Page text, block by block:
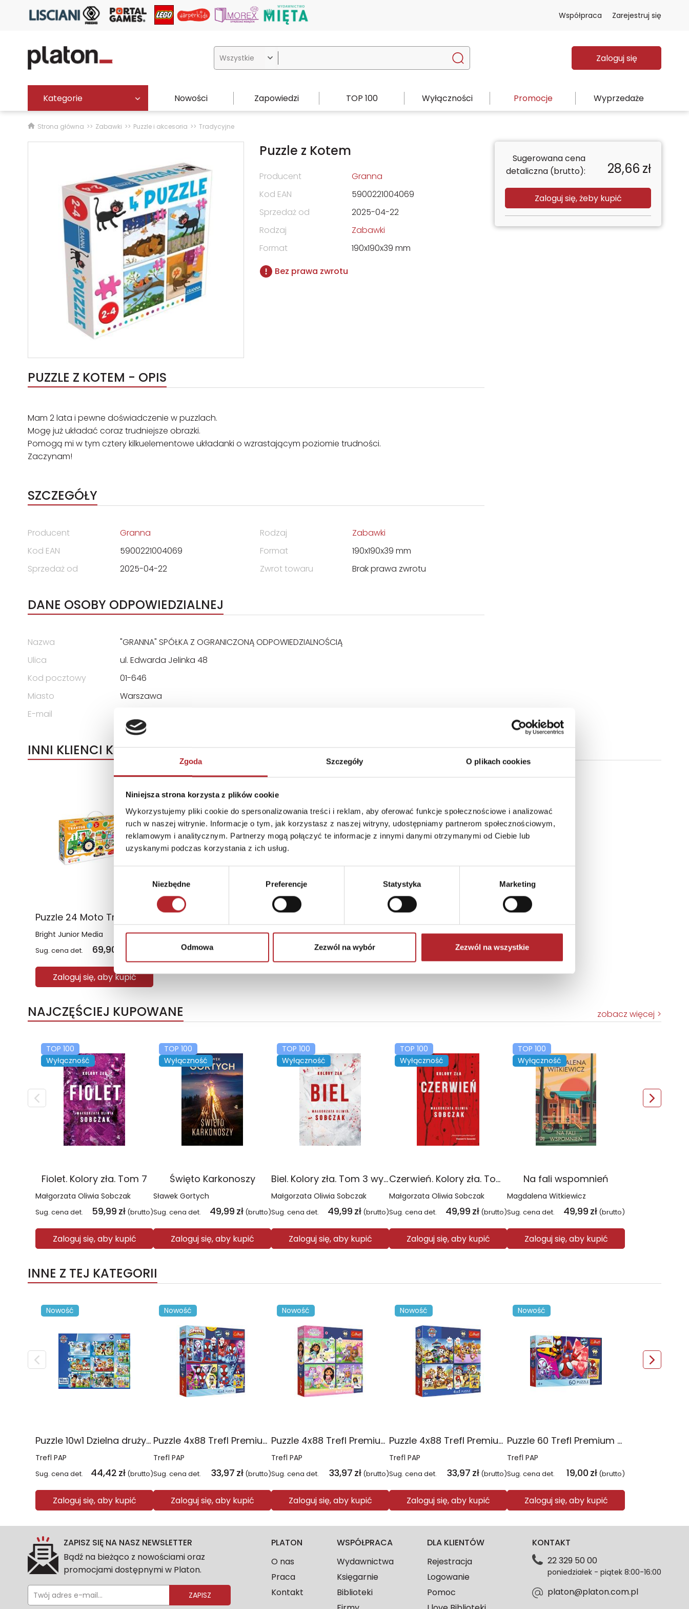
Zgoda Szczegóły O plikach cookies
Niniejsza strona korzysta z plików cookie
Wykorzystujemy pliki cookie do spersonalizowania treści i reklam, aby oferować funkcje społecznościowe i analizować
ruch w naszej witrynie. Informacje o tym, jak korzystasz z naszej witryny, udostępniamy partnerom społecznościowym,
reklamowym i analitycznym. Partnerzy mogą połączyć te informacje z innymi danymi otrzymanymi od Ciebie lub
uzyskanymi podczas korzystania z ich usług.
Niezbędne Preferencje Statystyka Marketing
Odmowa Zezwól na wybór Zezwól na wszystkie
Współpraca Zarejestruj się
 Zaloguj się
Kategorie Nowości Zapowiedzi TOP 100 Wyłączności Promocje Wyprzedaże
Strona główna Zabawki Puzzle i akcesoria Tradycyjne
Puzzle z Kotem
Producent
Granna
Kod EAN
5900221004069
Sprzedaż od
2025-04-22
Rodzaj
Zabawki
Format
190x190x39 mm
Bez prawa zwrotu
PUZZLE Z KOTEM - OPIS
Mam 2 lata i pewne doświadczenie w puzzlach.
Mogę już układać coraz trudniejsze obrazki.
Pomogą mi w tym cztery kilkuelementowe układanki o wzrastającym poziomie trudności.
Zaczynam!
SZCZEGÓŁY
Producent
Granna
Kod EAN
5900221004069
Sprzedaż od
2025-04-22
Rodzaj
Zabawki
Format
190x190x39 mm
Zwrot towaru
Brak prawa zwrotu
DANE OSOBY ODPOWIEDZIALNEJ
Nazwa
"GRANNA" SPÓŁKA Z OGRANICZONĄ ODPOWIEDZIALNOŚCIĄ
Ulica
ul. Edwarda Jelinka 48
Kod pocztowy
01-646
Miasto
Warszawa
E-mail
Sugerowana cena
detaliczna (brutto):
28,66 zł
Zaloguj się, żeby kupić
INNI KLIENCI KUPOWALI
Bright Junior Media
Sug. cena det. 69,90
Zaloguj się, aby kupić
NAJCZĘŚCIEJ KUPOWANE zobacz więcej
TOP 100
Wyłączność
Fiolet. Kolory zła. Tom 7
Małgorzata Oliwia Sobczak
Sug. cena det. 59,99 zł (brutto)
Zaloguj się, aby kupić
TOP 100
Wyłączność
Święto Karkonoszy
Sławek Gortych
Sug. cena det. 49,99 zł (brutto)
Zaloguj się, aby kupić
TOP 100
Wyłączność
Biel. Kolory zła. Tom 3 wyd. 2025
Małgorzata Oliwia Sobczak
Sug. cena det. 49,99 zł (brutto)
Zaloguj się, aby kupić
TOP 100
Wyłączność
Czerwień. Kolory zła. Tom 1 wyd. 2025
Małgorzata Oliwia Sobczak
Sug. cena det. 49,99 zł (brutto)
Zaloguj się, aby kupić
TOP 100
Wyłączność
Na fali wspomnień
Magdalena Witkiewicz
Sug. cena det. 49,99 zł (brutto)
Zaloguj się, aby kupić
INNE Z TEJ KATEGORII
Nowość
Puzzle 10w1 Dzielna drużyna Psiego Patrolu 96012
Trefl PAP
Sug. cena det. 44,42 zł (brutto)
Zaloguj się, aby kupić
Nowość
Puzzle 4x88 Trefl Premium Plus Kids Pajęczy dzień Spidey 34696
Trefl PAP
Sug. cena det. 33,97 zł (brutto)
Zaloguj się, aby kupić
Nowość
Puzzle 4x88 Trefl Premium Plus Kids Kocie harce Koci Domek Gabi 34694
Trefl PAP
Sug. cena det. 33,97 zł (brutto)
Zaloguj się, aby kupić
Nowość
Puzzle 4x88 Trefl Premium Plus Kids Psia Straż Psi Patrol 34693
Trefl PAP
Sug. cena det. 33,97 zł (brutto)
Zaloguj się, aby kupić
Nowość
Puzzle 60 Trefl Premium Plus Kids Niesamowita przygoda Spidey Marvel 17429
Trefl PAP
Sug. cena det. 19,00 zł (brutto)
Zaloguj się, aby kupić
ZAPISZ SIĘ NA NASZ NEWSLETTER
Bądź na bieżąco z nowościami oraz
promocjami dostępnymi w Platon.
ZAPISZ
PLATON
O nas
Praca
Kontakt
WSPÓŁPRACA
Wydawnictwa
Księgarnie
Biblioteki
DLA KLIENTÓW
Rejestracja
Logowanie
Pomoc
KONTAKT
22 329 50 00
poniedziałek - piątek 8:00-16:00
platon@platon.com.pl